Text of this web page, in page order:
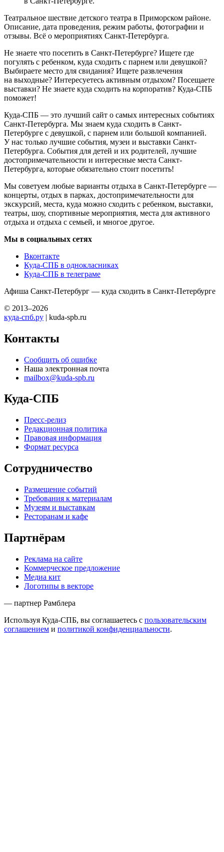
Театральное шествие детского театра в Приморском районе.
Описание, дата проведения, режим работы, фотографии и
отзывы. Всё о мероприятиях Санкт-Петербурга.
Не знаете что посетить в Санкт-Петербурге? Ищете где
погулять с ребенком, куда сходить с парнем или девушкой?
Выбираете место для свидания? Ищете развлечения
на выходные? Интересуетесь активным отдыхом? Посещаете
выставки? Не знаете куда сходить на корпоратив? Куда-СПБ
поможет!
Куда-СПБ — это лучший сайт о самых интересных событиях
Санкт-Петербурга. Мы знаем куда сходить в Санкт-
Петербурге с девушкой, с парнем или большой компанией.
У нас только лучшие события, музеи и выставки Санкт-
Петербурга. События для детей и их родителей, лучшие
достопримечательности и интересные места Санкт-
Петербурга, которые обязательно стоит посетить!
Мы советуем любые варианты отдыха в Санкт-Петербурге —
концерты, отдых в парках, достопримечательности для
экскурсий, места, куда можно сходить с ребенком, выставки,
театры, шоу, спортивные мероприятия, места для активного
отдыха и отдыха с семьей, и многое другое.
Мы в социальных сетях
Вконтакте
Куда-СПБ в однокласниках
Куда-СПБ в телеграме
Афиша Санкт-Петербург — куда сходить в Санкт-Петербурге
© 2013–2026
куда-спб.ру | kuda-spb.ru
Контакты
Сообщить об ошибке
Наша электронная почта
mailbox@kuda-spb.ru
Куда-СПБ
Пресс-релиз
Редакционная политика
Правовая информация
Формат ресурса
Сотрудничество
Размещение событий
Требования к материалам
Музеям и выставкам
Ресторанам и кафе
Партнёрам
Реклама на сайте
Коммерческое предложение
Медиа кит
Логотипы в векторе
— партнер Рамблера
Используя Куда-СПБ, вы соглашаетесь с пользовательским
соглашением и политикой конфиденциальности.